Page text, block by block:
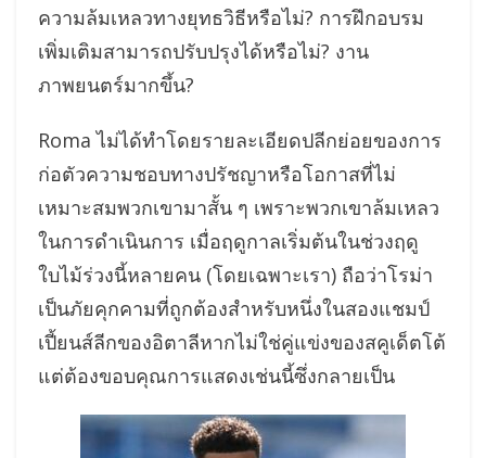
ความล้มเหลวทางยุทธวิธีหรือไม่? การฝึกอบรม
เพิ่มเติมสามารถปรับปรุงได้หรือไม่? งาน
ภาพยนตร์มากขึ้น?
Roma ไม่ได้ทำโดยรายละเอียดปลีกย่อยของการ
ก่อตัวความชอบทางปรัชญาหรือโอกาสที่ไม่
เหมาะสมพวกเขามาสั้น ๆ เพราะพวกเขาล้มเหลว
ในการดำเนินการ เมื่อฤดูกาลเริ่มต้นในช่วงฤดู
ใบไม้ร่วงนี้หลายคน (โดยเฉพาะเรา) ถือว่าโรม่า
เป็นภัยคุกคามที่ถูกต้องสำหรับหนึ่งในสองแชมป์
เปี้ยนส์ลีกของอิตาลีหากไม่ใช่คู่แข่งของสคูเด็ตโต้
แต่ต้องขอบคุณการแสดงเช่นนี้ซึ่งกลายเป็น